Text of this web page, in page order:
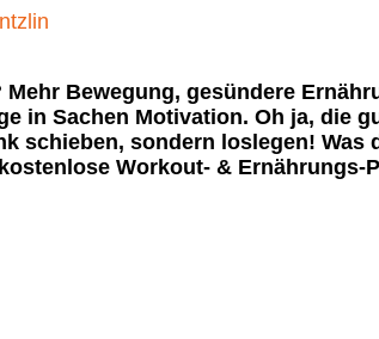
Bewegung, gesündere
in Sachen Motivation. Oh ja, die
schieben, sondern loslegen!
Workout- &